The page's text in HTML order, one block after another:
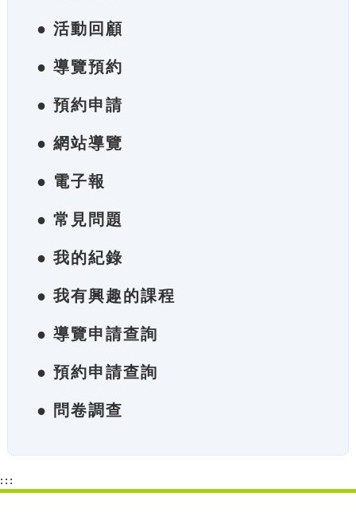
● 活動回顧
● 導覽預約
● 預約申請
● 網站導覽
● 電子報
● 常見問題
● 我的紀錄
● 我有興趣的課程
● 導覽申請查詢
● 預約申請查詢
● 問卷調查
:::